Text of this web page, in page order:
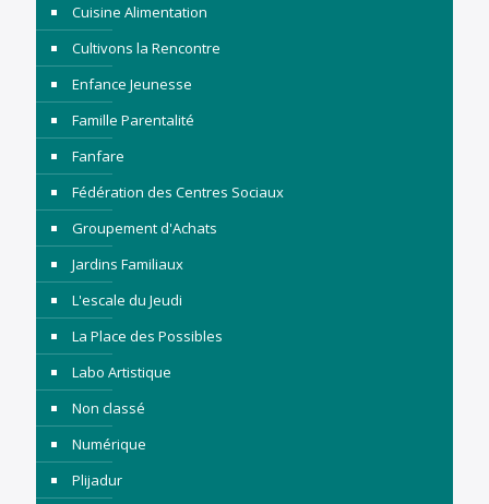
Cuisine Alimentation
Cultivons la Rencontre
Enfance Jeunesse
Famille Parentalité
Fanfare
Fédération des Centres Sociaux
Groupement d'Achats
Jardins Familiaux
L'escale du Jeudi
La Place des Possibles
Labo Artistique
Non classé
Numérique
Plijadur